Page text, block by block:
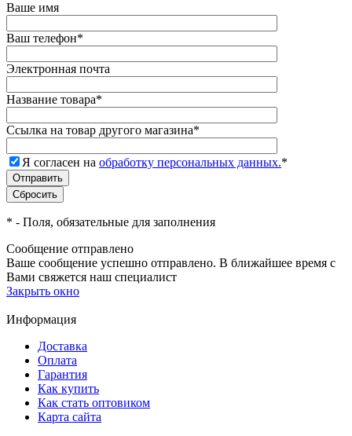
Ваше имя
Ваш телефон*
Электронная почта
Название товара*
Ссылка на товар другого магазина*
Я согласен на обработку персональных данных.*
* - Поля, обязательные для заполнения
Сообщение отправлено
Ваше сообщение успешно отправлено. В ближайшее время с
Вами свяжется наш специалист
Закрыть окно
Информация
Доставка
Оплата
Гарантия
Как купить
Как стать оптовиком
Карта сайта